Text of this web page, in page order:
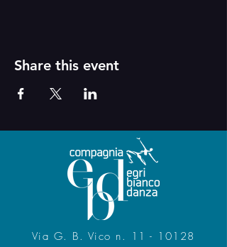
Share this event
Via G. B. Vico n. 11 - 10128